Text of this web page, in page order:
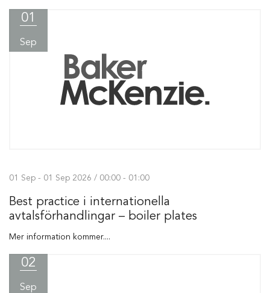
01
Sep
01 Sep - 01 Sep 2026 / 00:00 - 01:00
Best practice i internationella
avtalsförhandlingar – boiler plates
Mer information kommer....
02
Sep